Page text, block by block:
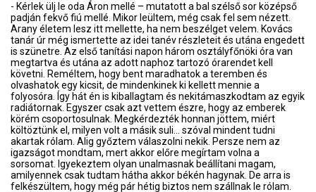
- Kérlek ülj le oda Áron mellé – mutatott a bal szélső sor középső
padján fekvő fiú mellé. Mikor leültem, még csak fel sem nézett.
Arany életem lesz itt mellette, ha nem beszélget velem. Kovács
tanár úr még ismertette az idei tanév részleteit és utána engedett
is szünetre. Az első tanítási napon három osztályfőnöki óra van
megtartva és utána az adott naphoz tartozó órarendet kell
követni. Reméltem, hogy bent maradhatok a teremben és
olvashatok egy kicsit, de mindenkinek ki kellett mennie a
folyosóra. Így hát én is kiballagtam és nekitámaszkodtam az egyik
radiátornak. Egyszer csak azt vettem észre, hogy az emberek
körém csoportosulnak. Megkérdezték honnan jöttem, miért
költöztünk el, milyen volt a másik suli… szóval mindent tudni
akartak rólam. Alig győztem válaszolni nekik. Persze nem az
igazságot mondtam, mert akkor előre megírtam volna a
sorsomat. Igyekeztem olyan unalmasnak beállítani magam,
amilyennek csak tudtam hátha akkor békén hagynak. De arra is
felkészültem, hogy még pár hétig biztos nem szállnak le rólam.